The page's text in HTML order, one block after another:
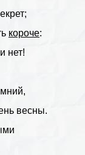
короче:
нет!
весны.